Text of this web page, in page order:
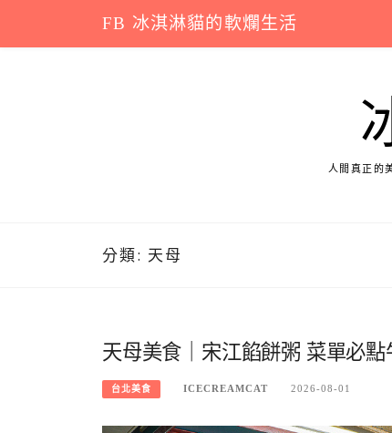
content
FB 冰淇淋貓的軟爛生活
人間真正的
分類: 天母
天母美食｜宋江餡餅粥 菜單必
台北美食 ICECREAMCAT 2026-08-01